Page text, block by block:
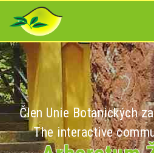
Člen Unie Botanických
The interactive